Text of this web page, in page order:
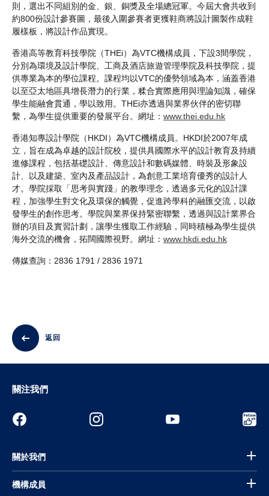
則，選出不同組別的金、銀、銅獎及全場總冠軍。今屆大會共收到
約800份設計參賽圖，最後入圍參賽者更獲鞋商將設計圖製作成鞋
履樣板，將設計作品實現。
香港高等教育科技學院（THEi）為VTC機構成員，下設3間學院，
分別為環境及設計學院、工商及酒店旅遊管理學院及科技學院，提
供專業為本的學位課程。課程均以VTC的優勢領域為本，涵蓋香港
以至亞太地區具增長潛力的行業，糅合實際應用與理論知識，確保
學生能融會貫通，學以致用。THEi亦透過與業界伙伴的密切聯
繫，為學生提供重要的發展平台。網址： www.thei.edu.hk
香港知專設計學院（HKDI）為VTC機構成員。HKDI於2007年成
立，旨在成為卓越的設計院校，提供具國際水平的設計教育及持續
進修課程，包括基礎設計、傳意設計和數碼媒體、時裝及形象設
計、以及建築、室內及產品設計，為創意工業培育優秀的設計人
才。學院採取「思考與實踐」的教學理念，透過多元化的設計課
程，加強學生對文化及環保的觸覺，促進跨學科的融匯交流，以啟
發學生的創作思考。學院與業界保持緊密聯繫，透過與設計業界合
辦的項目及實習計劃，讓學生獲取工作經驗，同時積極為學生提供
海外交流的機會，拓闊國際視野。網址： www.hkdi.edu.hk
傳媒查詢：2836 1791 / 2836 1971
返回
關注我們
關於我們
機構成員